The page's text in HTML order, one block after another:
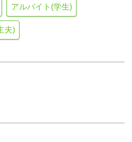
アルバイト(学生)
夫)